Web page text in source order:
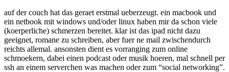
auf der couch hat das geraet erstmal ueberzeugt. ein macbook und
ein netbook mit windows und/oder linux haben mir da schon viele
(koerperliche) schmerzen bereitet. klar ist das ipad nicht dazu
geeignet, romane zu schreiben, aber fuer ne mail zwischendurch
reichts allemal. ansonsten dient es vorranging zum online
schmoekern, dabei einen podcast oder musik hoeren, mal schnell per
ssh an einem serverchen was machen oder zum “social networking”.